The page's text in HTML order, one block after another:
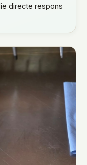
directe respons